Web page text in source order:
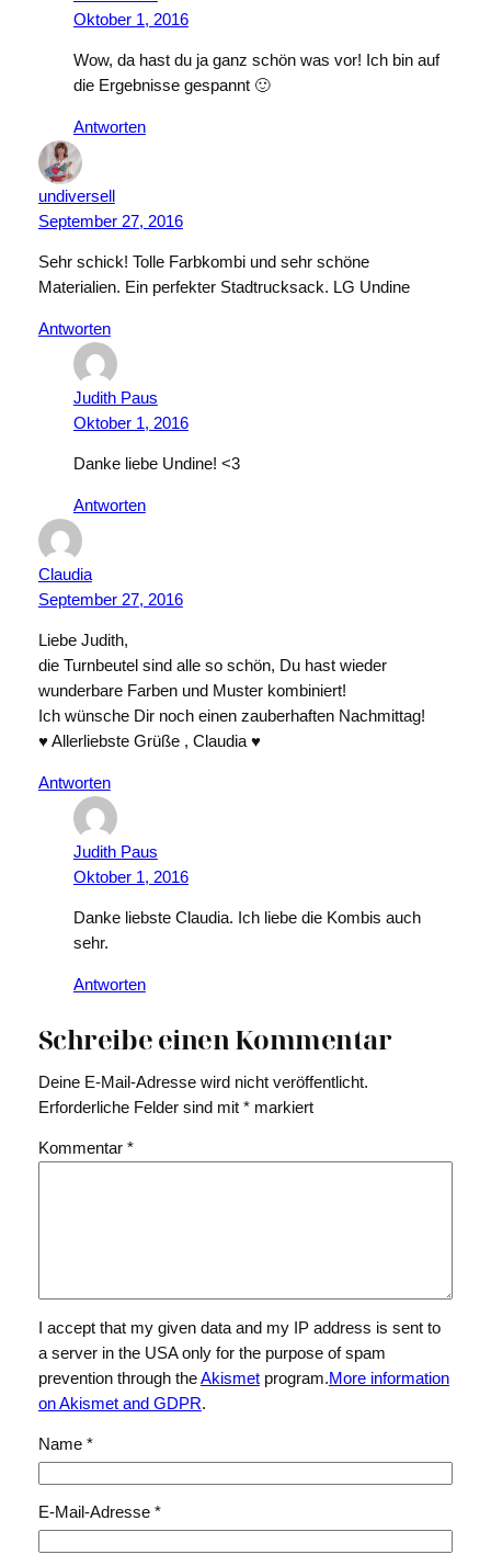
Oktober 1, 2016
Wow, da hast du ja ganz schön was vor! Ich bin auf
die Ergebnisse gespannt 🙂
Antworten
undiversell
September 27, 2016
Sehr schick! Tolle Farbkombi und sehr schöne
Materialien. Ein perfekter Stadtrucksack. LG Undine
Antworten
Judith Paus
Oktober 1, 2016
Danke liebe Undine! <3
Antworten
Claudia
September 27, 2016
Liebe Judith,
die Turnbeutel sind alle so schön, Du hast wieder
wunderbare Farben und Muster kombiniert!
Ich wünsche Dir noch einen zauberhaften Nachmittag!
♥ Allerliebste Grüße , Claudia ♥
Antworten
Judith Paus
Oktober 1, 2016
Danke liebste Claudia. Ich liebe die Kombis auch
sehr.
Antworten
Schreibe einen Kommentar
Deine E-Mail-Adresse wird nicht veröffentlicht.
Erforderliche Felder sind mit *markiert
Kommentar *
I accept that my given data and my IP address is sent to
a server in the USA only for the purpose of spam
prevention through theAkismetprogram.More information
on Akismet and GDPR.
Name *
E-Mail-Adresse *